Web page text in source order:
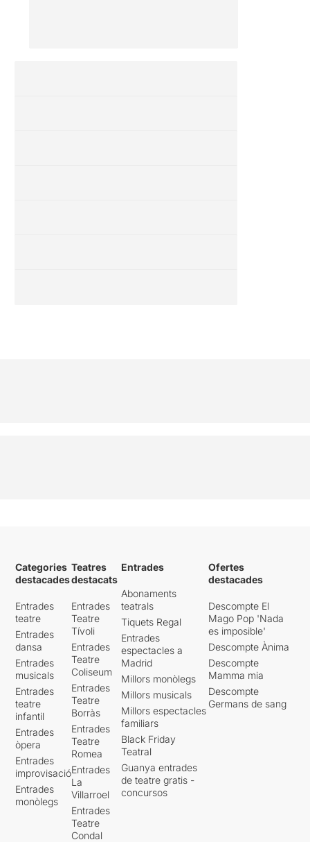
Categories
destacades
Entrades
teatre
Entrades
dansa
Entrades
musicals
Entrades
teatre
infantil
Entrades
òpera
Entrades
improvisació
Entrades
monòlegs
Teatres
destacats
Entrades
Teatre
Tívoli
Entrades
Teatre
Coliseum
Entrades
Teatre
Borràs
Entrades
Teatre
Romea
Entrades
La
Villarroel
Entrades
Teatre
Condal
Entrades
Abonaments
teatrals
Tiquets Regal
Entrades
espectacles a
Madrid
Millors monòlegs
Millors musicals
Millors espectacles
familiars
Black Friday
Teatral
Guanya entrades
de teatre gratis -
concursos
Ofertes
destacades
Descompte El
Mago Pop 'Nada
es imposible'
Descompte Ànima
Descompte
Mamma mia
Descompte
Germans de sang